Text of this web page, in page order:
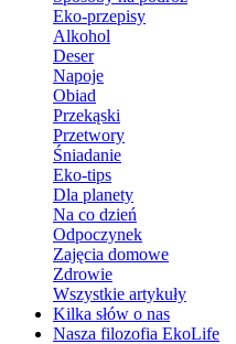
Eko-przepisy
Alkohol
Deser
Napoje
Obiad
Przekąski
Przetwory
Śniadanie
Eko-tips
Dla planety
Na co dzień
Odpoczynek
Zajęcia domowe
Zdrowie
Wszystkie artykuły
Kilka słów o nas
Nasza filozofia EkoLife